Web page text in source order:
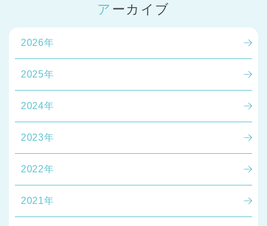
アーカイブ
2026年
2025年
2024年
2023年
2022年
2021年